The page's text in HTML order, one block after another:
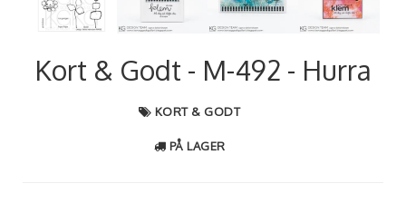
Next
Kort & Godt - M-492 - Hurra
KORT & GODT
PÅ LAGER